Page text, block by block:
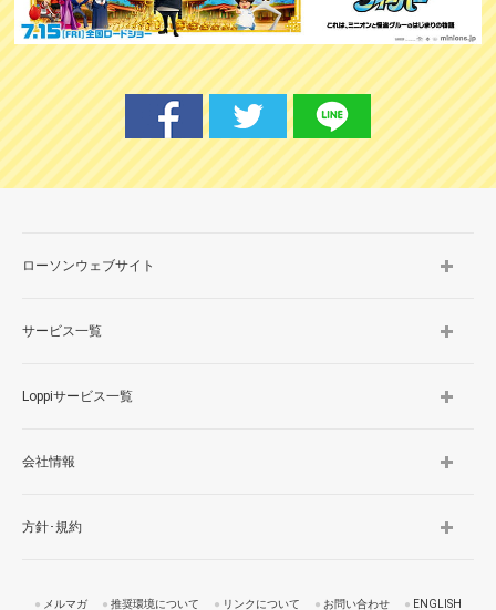
ローソンウェブサイト
サービス一覧
Loppiサービス一覧
会社情報
方針･規約
メルマガ 推奨環境について リンクについて お問い合わせ ENGLISH